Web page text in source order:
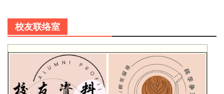
校友联络室